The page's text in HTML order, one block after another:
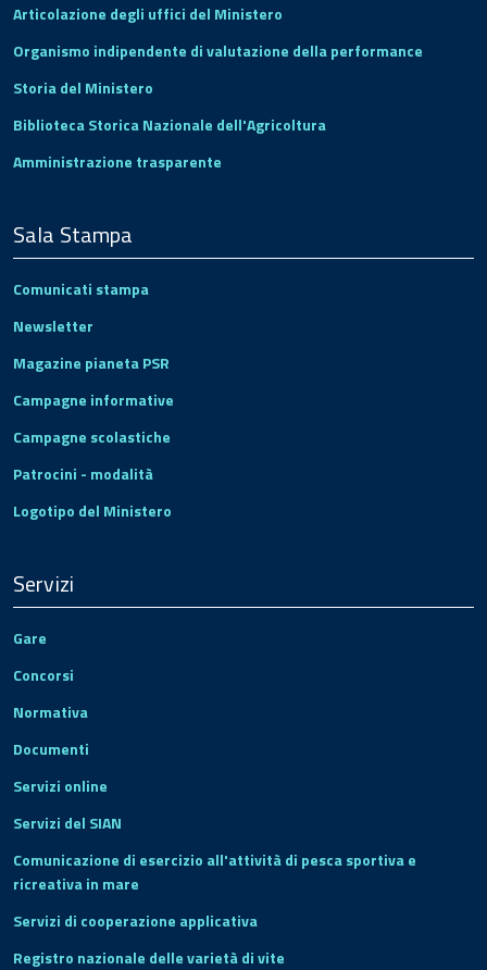
Articolazione degli uffici del Ministero
Organismo indipendente di valutazione della performance
Storia del Ministero
Biblioteca Storica Nazionale dell'Agricoltura
Amministrazione trasparente
Sala Stampa
Comunicati stampa
Newsletter
Magazine pianeta PSR
Campagne informative
Campagne scolastiche
Patrocini - modalità
Logotipo del Ministero
Servizi
Gare
Concorsi
Normativa
Documenti
Servizi online
Servizi del SIAN
Comunicazione di esercizio all'attività di pesca sportiva e
ricreativa in mare
Servizi di cooperazione applicativa
Registro nazionale delle varietà di vite